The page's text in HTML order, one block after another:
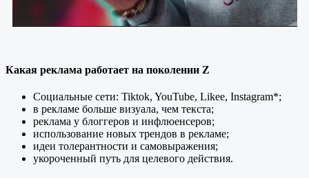
Какая реклама работает на поколении Z
Социальные сети: Tiktok, YouTube, Likee, Instagram*;
в рекламе больше визуала, чем текста;
реклама у блоггеров и инфлюенсеров;
использование новых трендов в рекламе;
идеи толерантности и самовыражения;
укороченный путь для целевого действия.